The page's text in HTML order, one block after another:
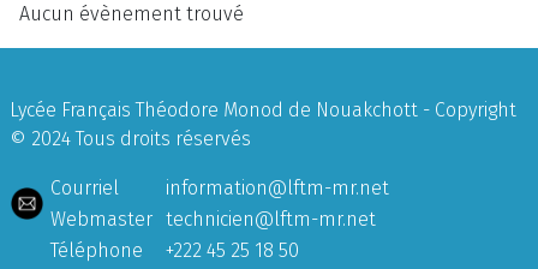
Aucun évènement trouvé
Lycée Français Théodore Monod de Nouakchott - Copyright
© 2024 Tous droits réservés
Courriel
information@lftm-mr.net
Webmaster technicien@lftm-mr.net
Téléphone
+222 45 25 18 50